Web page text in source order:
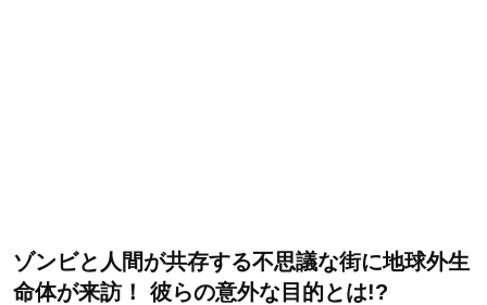
ゾンビと人間が共存する不思議な街に地球外生
命体が来訪！ 彼らの意外な目的とは!?